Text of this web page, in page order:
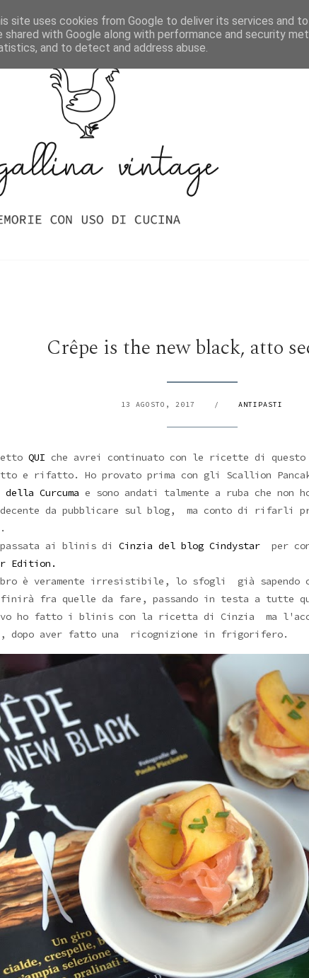
Crêpe is the new black, atto
13 AGOSTO, 2017 / ANTIPASTI
QUI che avrei continuato con le ricette di
e rifatto. Ho provato prima con gli Scallion
Curcuma e sono andati talmente a ruba che non
da pubblicare sul blog, ma conto di rifarli
passata ai blinis di Cinzia del blog Cindystar per
Edition.
è veramente irresistibile, lo sfogli già sapendo
fra quelle da fare, passando in testa a tutte
ho fatto i blinis con la ricetta di Cinzia ma
aver fatto una ricognizione in frigorifero.
site uses cookies from Google to deliver its services and
shared with Google along with performance and security
and to detect and address abuse.